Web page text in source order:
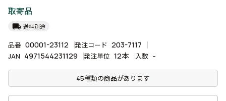
取寄品
local_shipping 送料別途
品番 00001-23112 発注コード 203-7117
JAN 4971544231129 発注単位 12本 入数 -
45種類の商品があります